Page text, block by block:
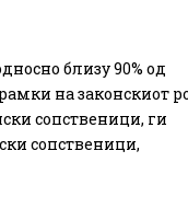
близу 90% од
на законскиот
сопственици, ги
сопственици,